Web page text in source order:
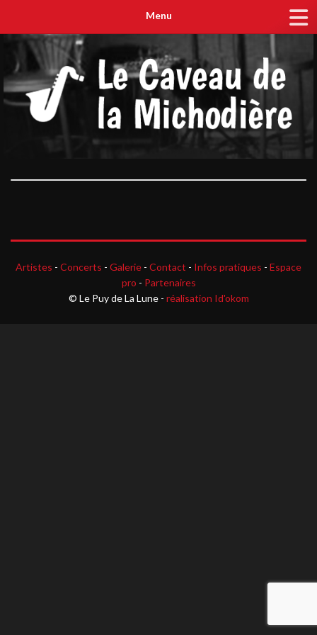
Menu
Artistes - Concerts - Galerie - Contact - Infos pratiques - Espace
pro - Partenaires
© Le Puy de La Lune - réalisation Id'okom